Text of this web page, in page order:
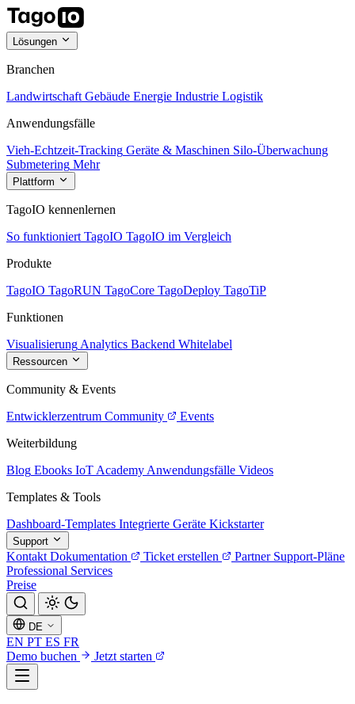
Lösungen
Branchen
Landwirtschaft Gebäude Energie Industrie Logistik
Anwendungsfälle
Vieh-Echtzeit-Tracking Geräte & Maschinen Silo-Überwachung
Submetering Mehr
Plattform
TagoIO kennenlernen
So funktioniert TagoIO TagoIO im Vergleich
Produkte
TagoIO TagoRUN TagoCore TagoDeploy TagoTiP
Funktionen
Visualisierung Analytics Backend Whitelabel
Ressourcen
Community & Events
Entwicklerzentrum Community
Events
Weiterbildung
Blog Ebooks IoT Academy Anwendungsfälle Videos
Templates & Tools
Dashboard-Templates Integrierte Geräte Kickstarter
Support
Kontakt Dokumentation Ticket erstellen Partner Support-Pläne
Professional Services
Preise
DE
EN PT ES FR
Demo buchen
Jetzt starten